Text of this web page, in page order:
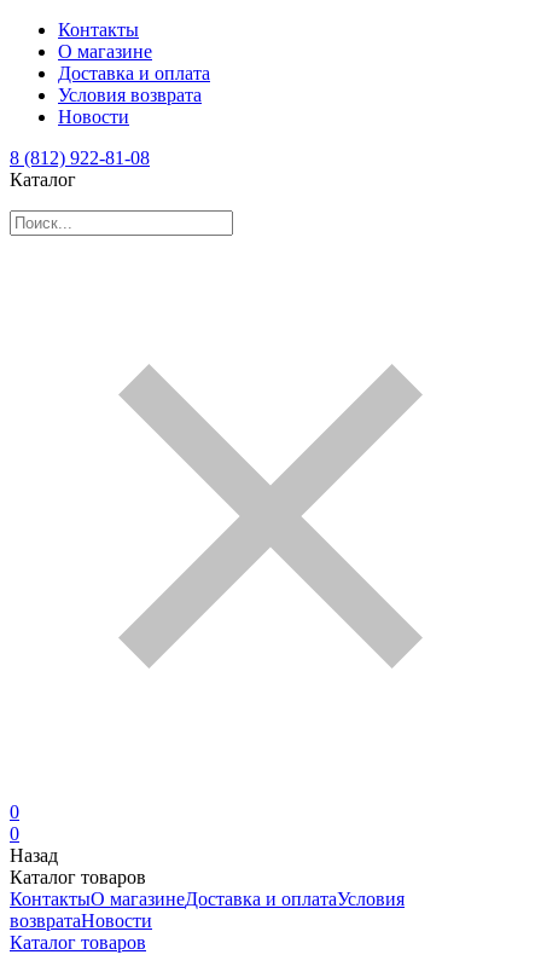
Контакты
О магазине
Доставка и оплата
Условия возврата
Новости
8 (812) 922-81-08
Каталог
0
0
Назад
Каталог товаров
КонтактыО магазинеДоставка и оплатаУсловия
возвратаНовости
Каталог товаров